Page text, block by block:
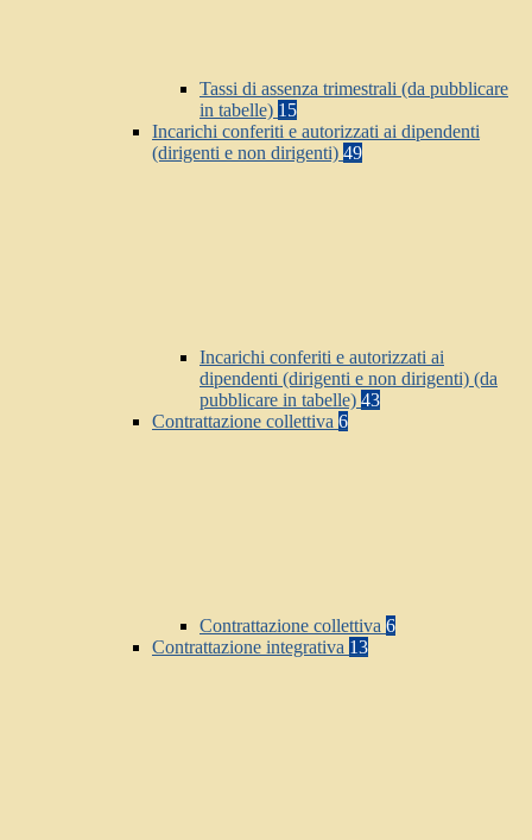
Tassi di assenza trimestrali (da pubblicare
in tabelle) 15
Incarichi conferiti e autorizzati ai dipendenti
(dirigenti e non dirigenti) 49
Incarichi conferiti e autorizzati ai
dipendenti (dirigenti e non dirigenti) (da
pubblicare in tabelle) 43
Contrattazione collettiva 6
Contrattazione collettiva 6
Contrattazione integrativa 13